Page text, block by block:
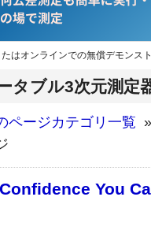
はオンラインでの無償デモンス
タブル3次元測定
ページカテゴリ一覧
You